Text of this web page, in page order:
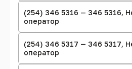
(254) 346 5316 — 346 5316,
оператор
(254) 346 5317 — 346 5317,
оператор